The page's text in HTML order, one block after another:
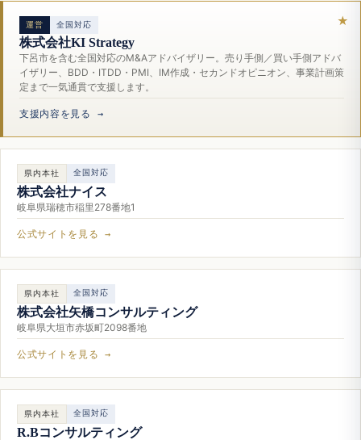
運営 全国対応
株式会社KI Strategy
下呂市を含む全国対応のM&Aアドバイザリー。売り手側／買い手側アドバ
イザリー、BDD・ITDD・PMI、IM作成・セカンドオピニオン、事業計画策
定まで一気通貫で支援します。
支援内容を見る →
県内本社 全国対応
株式会社ナイス
岐阜県瑞穂市稲里278番地1
公式サイトを見る →
県内本社 全国対応
株式会社矢橋コンサルティング
岐阜県大垣市赤坂町2098番地
公式サイトを見る →
県内本社 全国対応
R.Bコンサルティング